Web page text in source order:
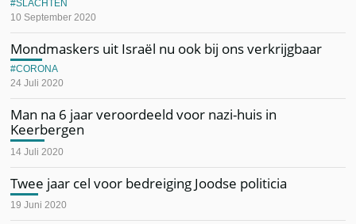
10 September 2020
SLACHTEN
Mondmaskers uit Israël nu ook bij ons verkrijgbaar
24 Juli 2020
CORONA
Man na 6 jaar veroordeeld voor nazi-huis in
Keerbergen
14 Juli 2020
Twee jaar cel voor bedreiging Joodse politicia
19 Juni 2020